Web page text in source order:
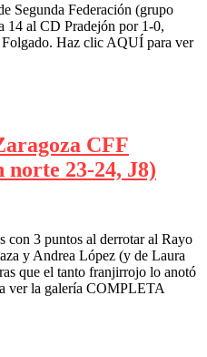
Segunda Federación (grupo
14 al CD Pradejón por 1-0,
Haz clic AQUÍ para ver
CFF
norte 23-24, J8)
con 3 puntos al derrotar al Rayo
y Andrea López (y de Laura
que el tanto franjirrojo lo anotó
ver la galería COMPLETA